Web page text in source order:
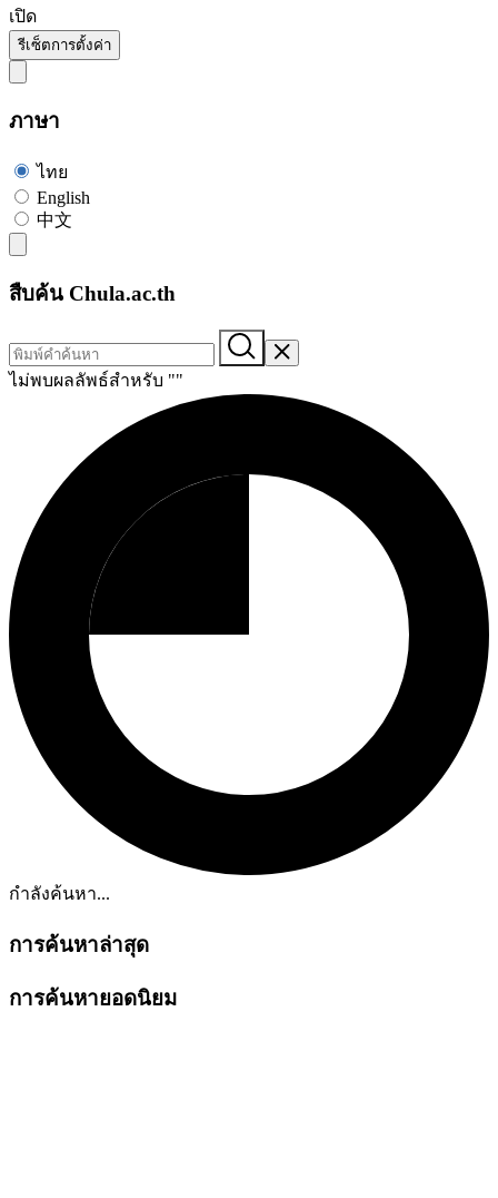
เปิด
รีเซ็ตการตั้งค่า
ภาษา
ไทย
English
中文
สืบค้น Chula.ac.th
ไม่พบผลลัพธ์สำหรับ ""
กำลังค้นหา...
การค้นหาล่าสุด
การค้นหายอดนิยม